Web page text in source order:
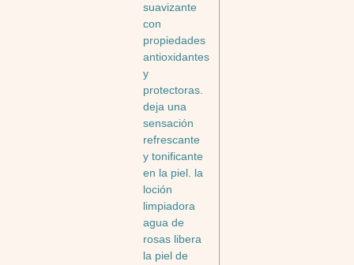
suavizante
con
propiedades
antioxidantes
y
protectoras.
deja una
sensación
refrescante
y tonificante
en la piel. la
loción
limpiadora
agua de
rosas libera
la piel de